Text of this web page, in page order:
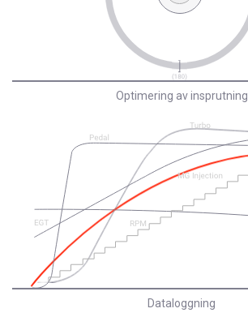
Optimering av insprutning
Dataloggning